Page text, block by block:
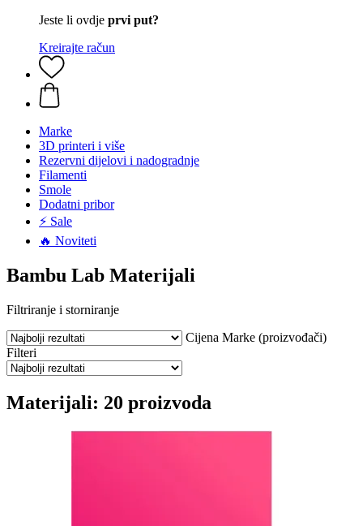
Jeste li ovdje prvi put?
Kreirajte račun
Marke
3D printeri i više
Rezervni dijelovi i nadogradnje
Filamenti
Smole
Dodatni pribor
⚡ Sale
🔥 Noviteti
Bambu Lab Materijali
Filtriranje i storniranje
Cijena Marke (proizvođači)
Filteri
Materijali: 20 proizvoda